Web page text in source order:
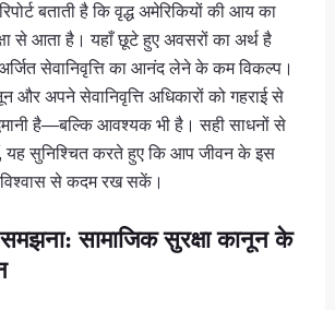
बताती है कि वृद्ध अमेरिकियों की आय का
से आता है। यहाँ छूटे हुए अवसरों का अर्थ है
सेवानिवृत्ति का आनंद लेने के कम विकल्प।
और अपने सेवानिवृत्ति अधिकारों को गहराई से
है—बल्कि आवश्यक भी है। सही साधनों से
यह सुनिश्चित करते हुए कि आप जीवन के इस
से कदम रख सकें।
सामाजिक सुरक्षा कानून के